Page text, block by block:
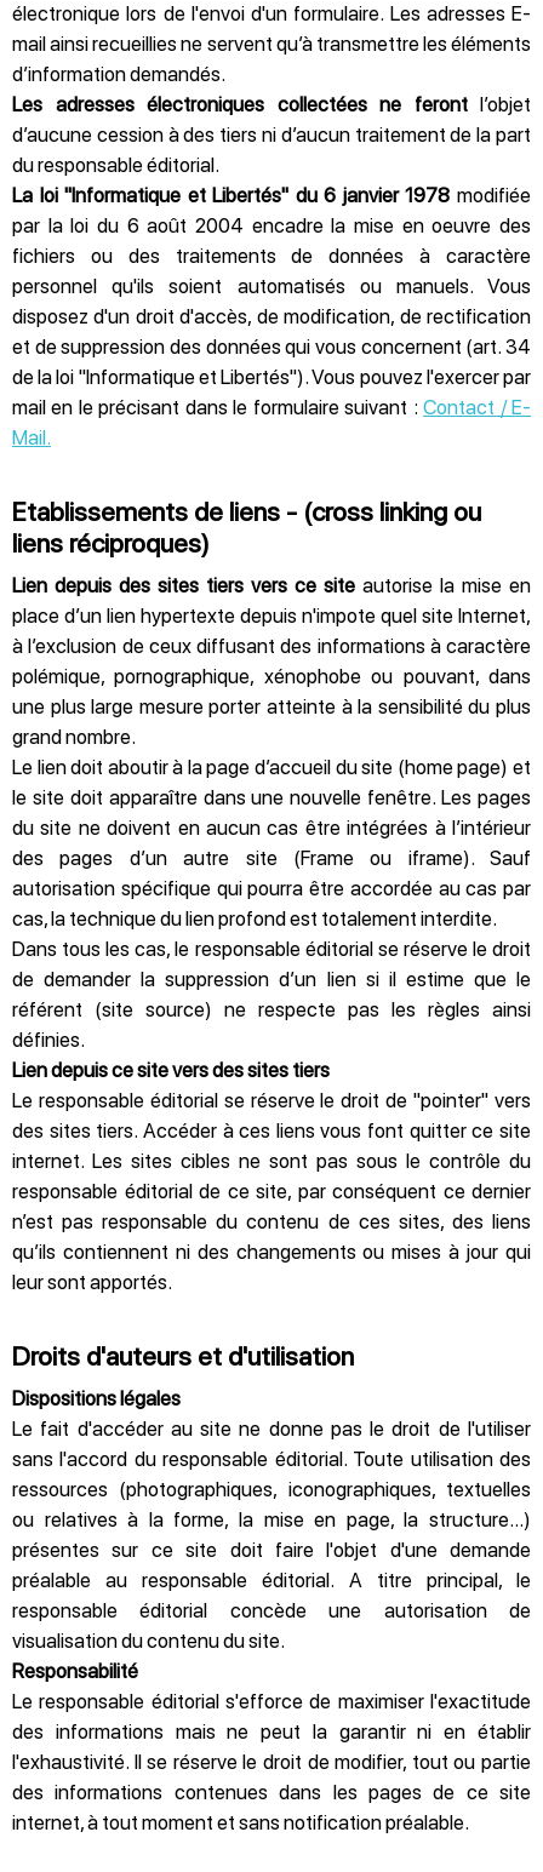
électronique lors de l'envoi d'un formulaire. Les adresses E-
mail ainsi recueillies ne servent qu’à transmettre les éléments
d’information demandés.
Les adresses électroniques collectées ne ferontl’objet
d’aucune cession à des tiers ni d’aucun traitement de la part
du responsable éditorial.
La loi "Informatique et Libertés" du 6 janvier 1978 modifiée
par la loi du 6 août 2004 encadre la mise en oeuvre des
fichiers ou des traitements de données à caractère
personnel qu'ils soient automatisés ou manuels. Vous
disposez d'un droit d'accès, de modification, de rectification
et de suppression des données qui vous concernent (art. 34
de la loi "Informatique et Libertés"). Vous pouvez l'exercer par
mail en le précisant dans le formulaire suivant :Contact / E-
Mail.
Etablissements de liens - (cross linking ou
liens réciproques)
Lien depuis des sites tiers vers ce site autorise la mise en
place d’un lien hypertexte depuis n'impote quel site Internet,
à l’exclusion de ceux diffusant des informations à caractère
polémique, pornographique, xénophobe ou pouvant, dans
une plus large mesure porter atteinte à la sensibilité du plus
grand nombre.
Le lien doit aboutir à la page d’accueil du site (home page) et
le site doit apparaître dans une nouvelle fenêtre. Les pages
du site ne doivent en aucun cas être intégrées à l’intérieur
des pages d’un autre site (Frame ou iframe). Sauf
autorisation spécifique qui pourra être accordée au cas par
cas, la technique du lien profond est totalement interdite.
Dans tous les cas, le responsable éditorial se réserve le droit
de demander la suppression d’un lien si il estime que le
référent (site source) ne respecte pas les règles ainsi
définies.
Lien depuis ce site vers des sites tiers
Le responsable éditorial se réserve le droit de "pointer" vers
des sites tiers. Accéder à ces liens vous font quitter ce site
internet. Les sites cibles ne sont pas sous le contrôle du
responsable éditorial de ce site, par conséquent ce dernier
n’est pas responsable du contenu de ces sites, des liens
qu’ils contiennent ni des changements ou mises à jour qui
leur sont apportés.
Droits d'auteurs et d'utilisation
Dispositions légales
Le fait d'accéder au site ne donne pas le droit de l'utiliser
sans l'accord du responsable éditorial. Toute utilisation des
ressources (photographiques, iconographiques, textuelles
ou relatives à la forme, la mise en page, la structure...)
présentes sur ce site doit faire l'objet d'une demande
préalable au responsable éditorial. A titre principal, le
responsable éditorial concède une autorisation de
visualisation du contenu du site.
Responsabilité
Le responsable éditorial s'efforce de maximiser l'exactitude
des informations mais ne peut la garantir ni en établir
l'exhaustivité. Il se réserve le droit de modifier, tout ou partie
des informations contenues dans les pages de ce site
internet, à tout moment et sans notification préalable.